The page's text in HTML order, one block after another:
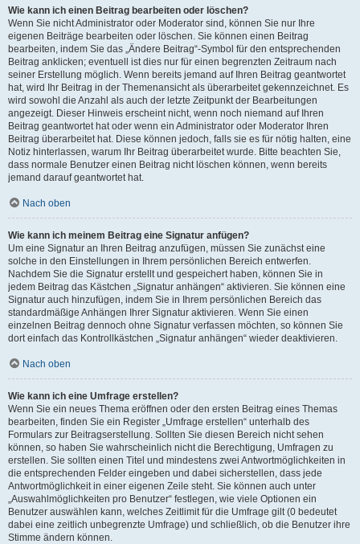
Wie kann ich einen Beitrag bearbeiten oder löschen?
Wenn Sie nicht Administrator oder Moderator sind, können Sie nur Ihre
eigenen Beiträge bearbeiten oder löschen. Sie können einen Beitrag
bearbeiten, indem Sie das „Ändere Beitrag“-Symbol für den entsprechenden
Beitrag anklicken; eventuell ist dies nur für einen begrenzten Zeitraum nach
seiner Erstellung möglich. Wenn bereits jemand auf Ihren Beitrag geantwortet
hat, wird Ihr Beitrag in der Themenansicht als überarbeitet gekennzeichnet. Es
wird sowohl die Anzahl als auch der letzte Zeitpunkt der Bearbeitungen
angezeigt. Dieser Hinweis erscheint nicht, wenn noch niemand auf Ihren
Beitrag geantwortet hat oder wenn ein Administrator oder Moderator Ihren
Beitrag überarbeitet hat. Diese können jedoch, falls sie es für nötig halten, eine
Notiz hinterlassen, warum Ihr Beitrag überarbeitet wurde. Bitte beachten Sie,
dass normale Benutzer einen Beitrag nicht löschen können, wenn bereits
jemand darauf geantwortet hat.
Nach oben
Wie kann ich meinem Beitrag eine Signatur anfügen?
Um eine Signatur an Ihren Beitrag anzufügen, müssen Sie zunächst eine
solche in den Einstellungen in Ihrem persönlichen Bereich entwerfen.
Nachdem Sie die Signatur erstellt und gespeichert haben, können Sie in
jedem Beitrag das Kästchen „Signatur anhängen“ aktivieren. Sie können eine
Signatur auch hinzufügen, indem Sie in Ihrem persönlichen Bereich das
standardmäßige Anhängen Ihrer Signatur aktivieren. Wenn Sie einen
einzelnen Beitrag dennoch ohne Signatur verfassen möchten, so können Sie
dort einfach das Kontrollkästchen „Signatur anhängen“ wieder deaktivieren.
Nach oben
Wie kann ich eine Umfrage erstellen?
Wenn Sie ein neues Thema eröffnen oder den ersten Beitrag eines Themas
bearbeiten, finden Sie ein Register „Umfrage erstellen“ unterhalb des
Formulars zur Beitragserstellung. Sollten Sie diesen Bereich nicht sehen
können, so haben Sie wahrscheinlich nicht die Berechtigung, Umfragen zu
erstellen. Sie sollten einen Titel und mindestens zwei Antwortmöglichkeiten in
die entsprechenden Felder eingeben und dabei sicherstellen, dass jede
Antwortmöglichkeit in einer eigenen Zeile steht. Sie können auch unter
„Auswahlmöglichkeiten pro Benutzer“ festlegen, wie viele Optionen ein
Benutzer auswählen kann, welches Zeitlimit für die Umfrage gilt (0 bedeutet
dabei eine zeitlich unbegrenzte Umfrage) und schließlich, ob die Benutzer ihre
Stimme ändern können.